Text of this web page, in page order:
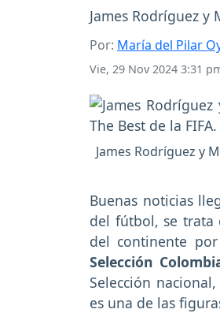
James Rodríguez
Por: María del Pilar
Vie, 29 Nov 2024 3:31
James Rodríguez y
Buenas noticias
del fútbol, se trata
del continente
Selección
Selección
es una de las